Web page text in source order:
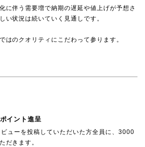
に伴う需要増で納期の遅延や値上げが予想さ
い状況は続いていく見通しです。
はのクオリティにこだわって参ります。
イント進呈
ューを投稿していただいた方全員に、3000
だきます。